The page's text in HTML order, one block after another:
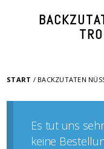
START / BACKZUTATEN
Es tut uns
keine